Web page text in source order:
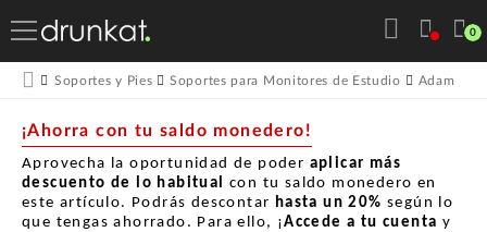
0
Soportes y Pies Soportes para Monitores de Estudio Adam Hall
¡Ahorra con tu saldo monedero!
Aprovecha la oportunidad de poder aplicar más
descuento de lo habitual con tu saldo monedero en
este artículo. Podrás descontar hasta un 20% según lo
que tengas ahorrado. Para ello, ¡Accede a tu cuenta y